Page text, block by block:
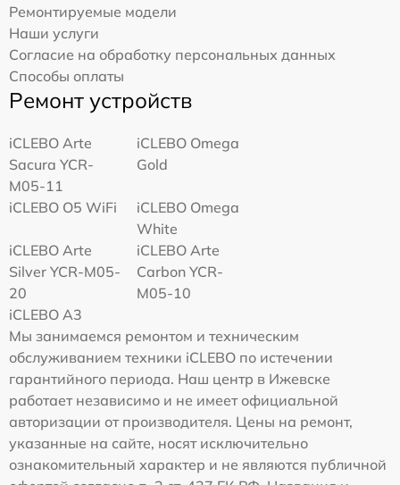
Ремонтируемые модели
Наши услуги
Согласие на обработку персональных данных
Способы оплаты
Ремонт устройств
iCLEBO Arte
Sacura YCR-
M05-11
iCLEBO Omega
Gold
iCLEBO O5 WiFi
iCLEBO Omega
White
iCLEBO Arte
Silver YCR-M05-
20
iCLEBO Arte
Carbon YCR-
M05-10
iCLEBO A3
Мы занимаемся ремонтом и техническим
обслуживанием техники iCLEBO по истечении
гарантийного периода. Наш центр в Ижевске
работает независимо и не имеет официальной
авторизации от производителя. Цены на ремонт,
указанные на сайте, носят исключительно
ознакомительный характер и не являются публичной